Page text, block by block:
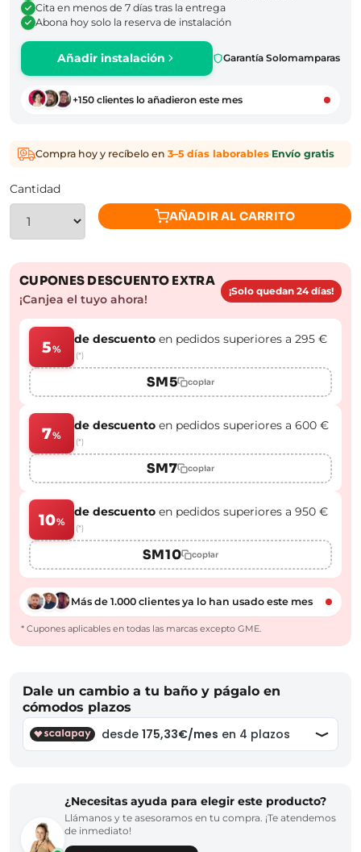
Cita en menos de 7 días tras la entrega
Abona hoy solo la reserva de instalación
Añadir instalación Garantía Solomamparas
+150 clientes lo añadieron este mes
Compra hoy y recíbelo en 3–5 días laborables·Envío gratis
Cantidad
AÑADIR AL CARRITO
CUPONES DESCUENTO EXTRA
¡Canjea el tuyo ahora!
¡Solo quedan 24 días!
5%
de descuento en pedidos superiores a 295 €
(*)
SM5 copiar
7%
de descuento en pedidos superiores a 600 €
(*)
SM7 copiar
10%
de descuento en pedidos superiores a 950 €
(*)
SM10 copiar
Más de 1.000 clientes ya lo han usado este mes
* Cupones aplicables en todas las marcas excepto GME.
Dale un cambio a tu baño y págalo en
cómodos plazos
¿Necesitas ayuda para elegir este producto?
Llámanos y te asesoramos en tu compra. ¡Te atendemos
de inmediato!